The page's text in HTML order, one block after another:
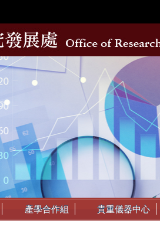
產學合作組 貴重儀器中心